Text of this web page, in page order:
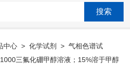
中心 >化学试剂 >气相色谱试
三氟化硼甲醇溶液；15%溶于甲醇